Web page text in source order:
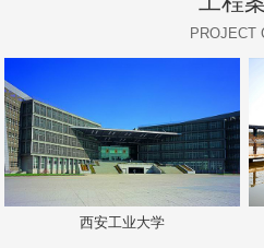
PROJECT
西安工业大学